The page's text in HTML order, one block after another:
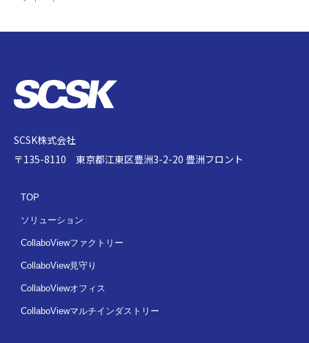
SCSK株式会社
〒135-8110 東京都江東区豊洲3-2-20 豊洲フロント
TOP
ソリューション
CollaboViewファクトリー
CollaboView見守り
CollaboViewオフィス
CollaboViewマルチインダストリー